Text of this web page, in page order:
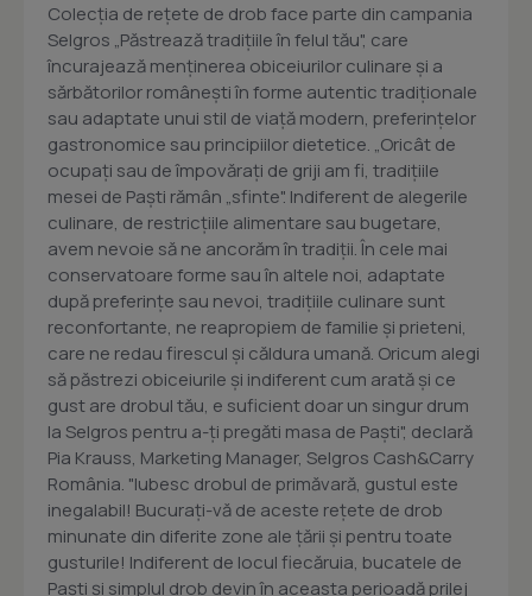
Colecţia de reţete de drob face parte din campania
Selgros „Păstrează tradiţiile în felul tău", care
încurajează menţinerea obiceiurilor culinare şi a
sărbătorilor româneşti în forme autentic tradiţionale
sau adaptate unui stil de viaţă modern, preferinţelor
gastronomice sau principiilor dietetice. „Oricât de
ocupaţi sau de împovăraţi de griji am fi, tradiţiile
mesei de Paşti rămân „sfinte". Indiferent de alegerile
culinare, de restricţiile alimentare sau bugetare,
avem nevoie să ne ancorăm în tradiţii. În cele mai
conservatoare forme sau în altele noi, adaptate
după preferinţe sau nevoi, tradiţiile culinare sunt
reconfortante, ne reapropiem de familie şi prieteni,
care ne redau firescul şi căldura umană. Oricum alegi
să păstrezi obiceiurile şi indiferent cum arată şi ce
gust are drobul tău, e suficient doar un singur drum
la Selgros pentru a-ţi pregăti masa de Paşti", declară
Pia Krauss, Marketing Manager, Selgros Cash&Carry
România. "Iubesc drobul de primăvară, gustul este
inegalabil! Bucuraţi-vă de aceste reţete de drob
minunate din diferite zone ale ţării şi pentru toate
gusturile! Indiferent de locul fiecăruia, bucatele de
Paşti şi simplul drob devin în aceasta perioadă prilej